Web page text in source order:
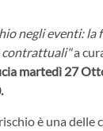
negli eventi: la
contrattuali"a
martedì 27
è una delle